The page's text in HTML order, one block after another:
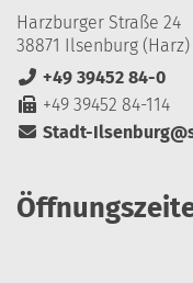
Harzburger Straße 24
38871 Ilsenburg (Harz)
+49 39452 84-0
+49 39452 84-114
Stadt-